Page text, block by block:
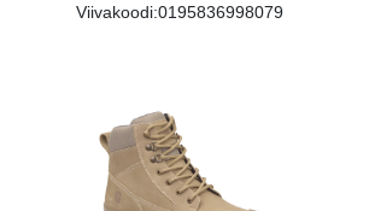
Viivakoodi:0195836998079